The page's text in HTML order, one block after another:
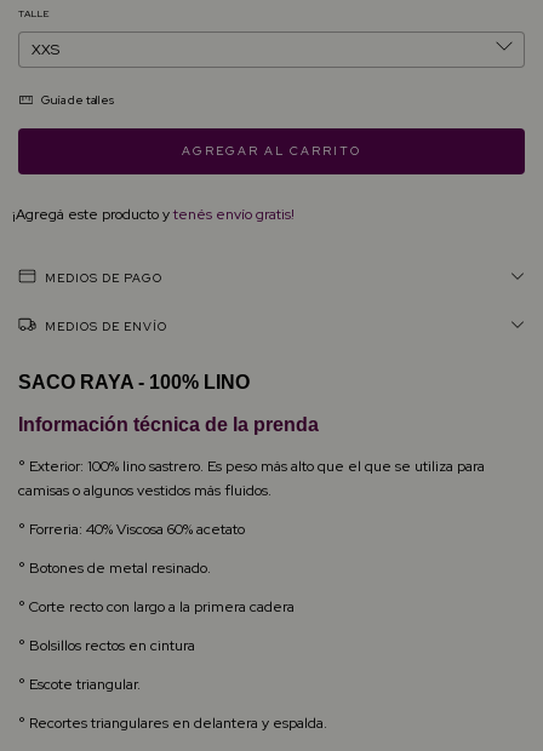
TALLE
Guía de talles
¡Agregá este producto ytenés envío gratis!
MEDIOS DE PAGO
MEDIOS DE ENVÍO
SACO RAYA - 100% LINO
Información técnica de la prenda
° Exterior: 100% lino sastrero. Es peso más alto que el que se utiliza para
camisas o algunos vestidos más fluidos.
° Forreria: 40% Viscosa 60% acetato
° Botones de metal resinado.
° Corte recto con largo a la primera cadera
° Bolsillos rectos en cintura
° Escote triangular.
° Recortes triangulares en delantera y espalda.